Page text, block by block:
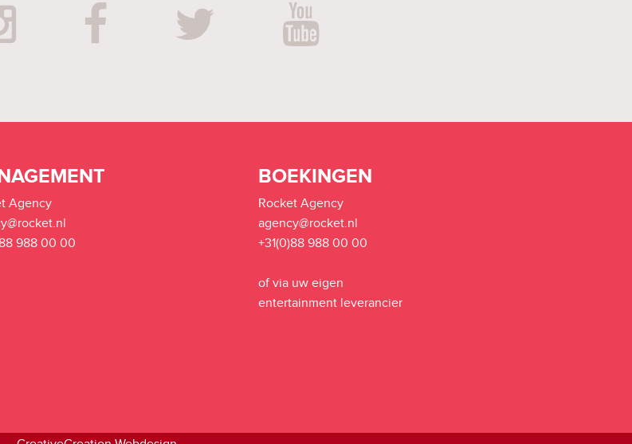
Agency
988 00 00
BOEKINGEN
Rocket Agency
agency@rocket.nl
+31(0)88 988 00 00
of via uw eigen
entertainment leverancier